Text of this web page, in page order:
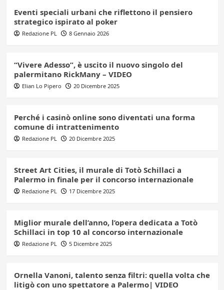
Eventi speciali urbani che riflettono il pensiero
strategico ispirato al poker
Redazione PL 8 Gennaio 2026
“Vivere Adesso”, è uscito il nuovo singolo del
palermitano RickMany – VIDEO
Elian Lo Pipero 20 Dicembre 2025
Perché i casinò online sono diventati una forma
comune di intrattenimento
Redazione PL 20 Dicembre 2025
Street Art Cities, il murale di Totò Schillaci a
Palermo in finale per il concorso internazionale
Redazione PL 17 Dicembre 2025
Miglior murale dell’anno, l’opera dedicata a Totò
Schillaci in top 10 al concorso internazionale
Redazione PL 5 Dicembre 2025
Ornella Vanoni, talento senza filtri: quella volta che
litigò con uno spettatore a Palermo| VIDEO